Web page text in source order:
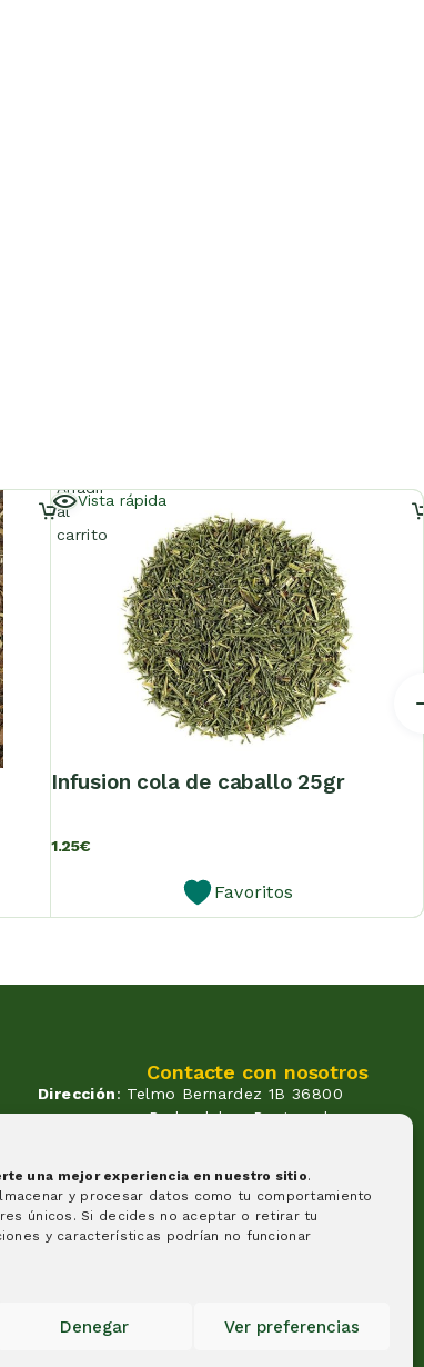
una mejor experiencia en nuestro sitio.
y procesar datos como tu comportamiento
únicos. Si decides no aceptar o retirar tu
y características podrían no funcionar
Denegar Ver preferencias
Vista rápida
infusion cola de caballo 25gr
1.25€
Favoritos
Añadir
al
carrito
Contacte con nosotros
Dirección: Telmo Bernardez 1B 36800
Redondela - Pontevedra
(+34) 604 053 261
Horario : Lunes a Viernes de
09:30 a 14:00 y de 17:00 a 20:00